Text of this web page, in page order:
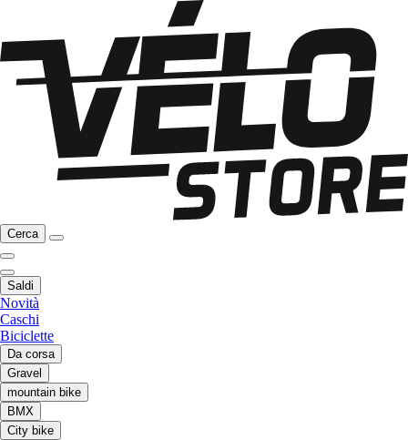
Cerca
Saldi
Novità
Caschi
Biciclette
Da corsa
Gravel
mountain bike
BMX
City bike